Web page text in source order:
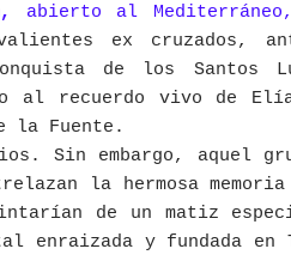
הר הכרמל, abierto al Mediterráneo,
ex cruzados,
de los Santos
recuerdo vivo de
la Fuente.
Sin embargo, aquel
la hermosa
de un matiz
enraizada y fundada en